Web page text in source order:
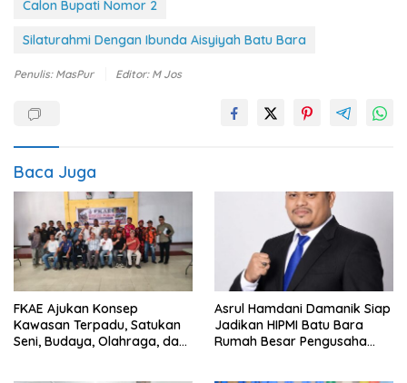
Calon Bupati Nomor 2
Silaturahmi Dengan Ibunda Aisyiyah Batu Bara
Penulis: MasPur Editor: M Jos
Baca Juga
FKAE Ajukan Konsep
Kawasan Terpadu, Satukan
Seni, Budaya, Olahraga, dan
Asrul Hamdani Damanik Siap
Jadikan HIPMI Batu Bara
Rumah Besar Pengusaha